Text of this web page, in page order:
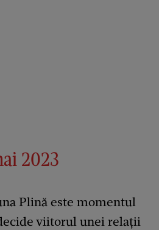
2023
Plină este momentul
viitorul unei relații